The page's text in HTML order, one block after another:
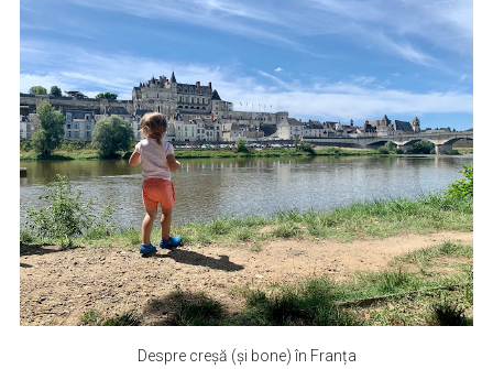
Despre creșă (și bone) în Franța